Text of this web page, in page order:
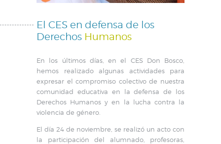
El CES en defensa de los
Derechos Humanos
En los últimos días, en el CES Don Bosco,
hemos realizado algunas actividades para
expresar el compromiso colectivo de nuestra
comunidad educativa en la defensa de los
Derechos Humanos y en la lucha contra la
violencia de género.
El día 24 de noviembre, se realizó un acto con
la participación del alumnado, profesoras,